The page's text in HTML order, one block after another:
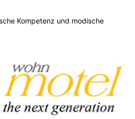
Kompetenz und modische